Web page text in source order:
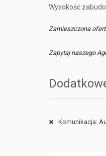
Wysokość
Zamieszczona
Zapytaj naszego
Komunikacja: